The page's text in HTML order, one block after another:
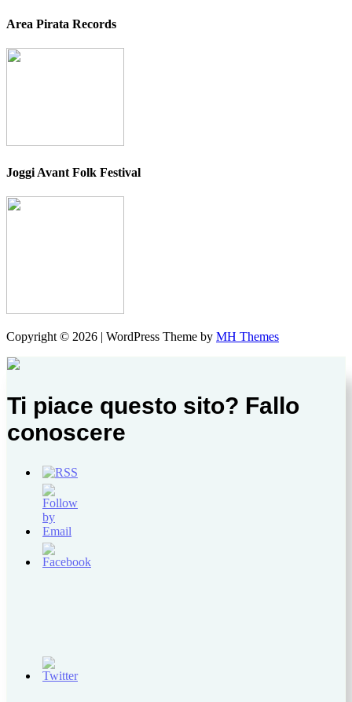
Area Pirata Records
Joggi Avant Folk Festival
Copyright © 2026 | WordPress Theme by MH Themes
Ti piace questo sito? Fallo
conoscere